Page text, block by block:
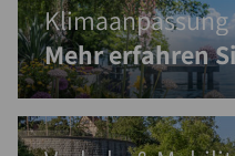
Klimaanpassung
Mehr erfahren